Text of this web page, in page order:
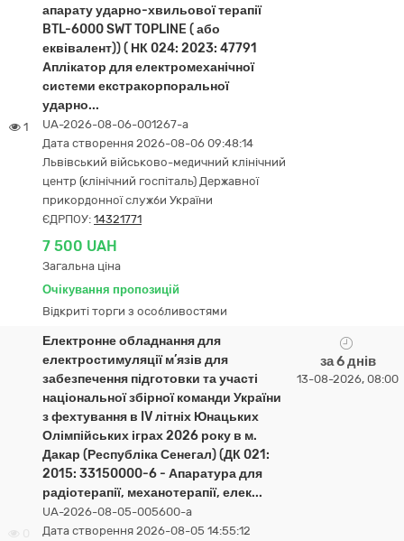
1
апарату ударно-хвильової терапії
BTL-6000 SWT TOPLINE ( або
еквівалент)) ( НК 024: 2023: 47791
Аплікатор для електромеханічної
системи екстракорпоральної
ударно...
UA-2026-08-06-001267-a
Дата створення 2026-08-06 09:48:14
Львівський військово-медичний клінічний
центр (клінічний госпіталь) Державної
прикордонної служби України
ЄДРПОУ: 14321771
7 500 UAH
Загальна ціна
Очікування пропозицій
Відкриті торги з особливостями
Електронне обладнання для
електростимуляції м’язів для
забезпечення підготовки та участі
національної збірної команди України
з фехтування в IV літніх Юнацьких
Олімпійських іграх 2026 року в м.
Дакар (Республіка Сенегал) (ДК 021:
2015: 33150000-6 - Апаратура для
радіотерапії, механотерапії, елек...
UA-2026-08-05-005600-a
Дата створення 2026-08-05 14:55:12
за 6 днів
13-08-2026, 08:00